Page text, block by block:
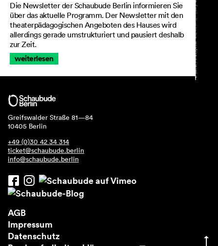
Die Newsletter der Schaubude Berlin informieren Sie
über das aktuelle Programm. Der Newsletter mit den
theaterpädagogischen Angeboten des Hauses wird
allerdings gerade umstrukturiert und pausiert deshalb
zur Zeit.
weiterlesen
Greifswalder Straße 81—84
10405 Berlin
+49 (0)30 42 34 314
ticket@schaubude.berlin
info@schaubude.berlin
AGB
Impressum
Datenschutz